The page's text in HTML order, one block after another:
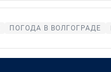
ПОГОДА В ВОЛГОГРАДЕ